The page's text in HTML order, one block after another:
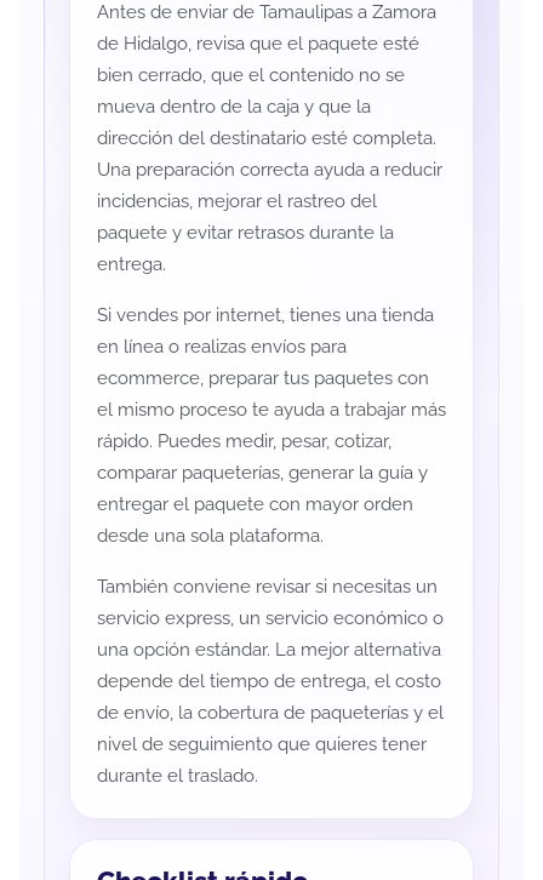
Antes de enviar de Tamaulipas a Zamora
de Hidalgo, revisa que el paquete esté
bien cerrado, que el contenido no se
mueva dentro de la caja y que la
dirección del destinatario esté completa.
Una preparación correcta ayuda a reducir
incidencias, mejorar el rastreo del
paquete y evitar retrasos durante la
entrega.
Si vendes por internet, tienes una tienda
en línea o realizas envíos para
ecommerce, preparar tus paquetes con
el mismo proceso te ayuda a trabajar más
rápido. Puedes medir, pesar, cotizar,
comparar paqueterías, generar la guía y
entregar el paquete con mayor orden
desde una sola plataforma.
También conviene revisar si necesitas un
servicio express, un servicio económico o
una opción estándar. La mejor alternativa
depende del tiempo de entrega, el costo
de envío, la cobertura de paqueterías y el
nivel de seguimiento que quieres tener
durante el traslado.